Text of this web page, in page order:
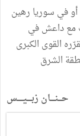
أوفي سوريا رهين
معداعشفي
القوى الكبرى
الشرق
حـــنــــان زبــــيـــــس